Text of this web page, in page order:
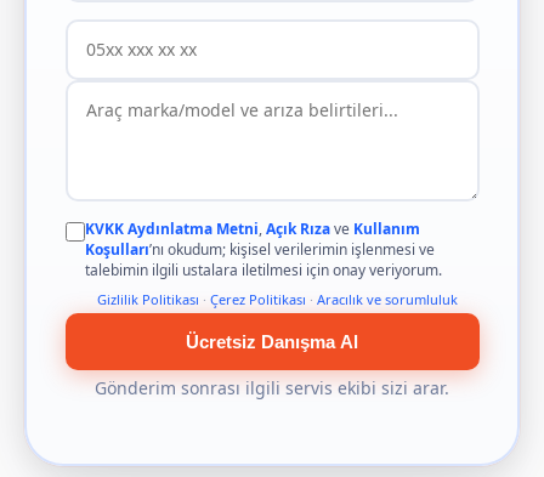
KVKK Aydınlatma Metni,Açık Rızave Kullanım
Koşulları’nı okudum; kişisel verilerimin işlenmesi ve
talebimin ilgili ustalara iletilmesi için onay veriyorum.
Gizlilik Politikası · Çerez Politikası · Aracılık ve sorumluluk
Ücretsiz Danışma Al
Gönderim sonrası ilgili servis ekibi sizi arar.